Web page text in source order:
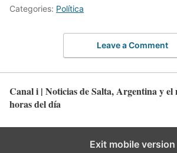
Categories: Política
Leave a Comment
Canal i | Noticias de Salta, Argentina y el
horas del día
Exit mobile version